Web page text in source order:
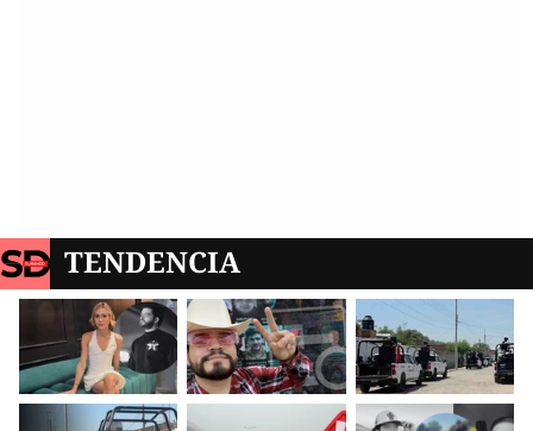
TENDENCIA